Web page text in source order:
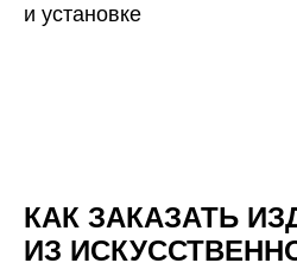
и установке
КАК ЗАКАЗАТЬ
ИЗ